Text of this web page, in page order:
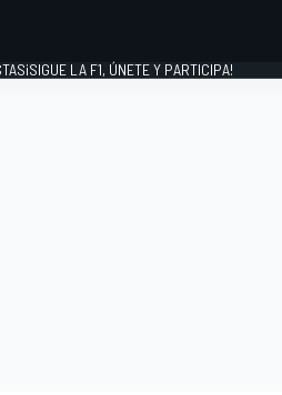
¡SIGUE LA F1, ÚNETE Y PARTICIPA!